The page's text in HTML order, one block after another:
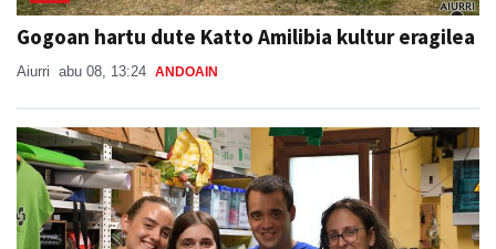
Gogoan hartu dute Katto Amilibia kultur eragilea
Aiurri abu 08, 13:24 ANDOAIN